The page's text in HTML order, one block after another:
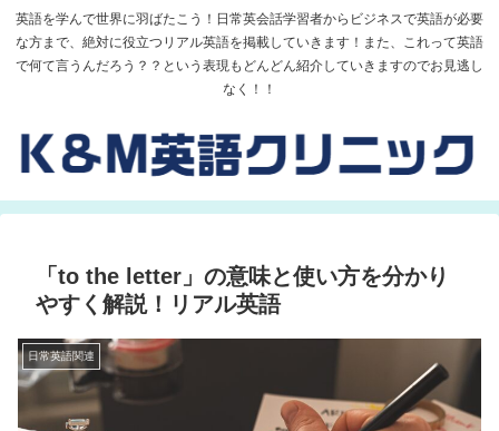
英語を学んで世界に羽ばたこう！日常英会話学習者からビジネスで英語が必要
な方まで、絶対に役立つリアル英語を掲載していきます！また、これって英語
で何て言うんだろう？？という表現もどんどん紹介していきますのでお見逃し
なく！！
「to the letter」の意味と使い方を分かり
やすく解説！リアル英語
日常英語関連